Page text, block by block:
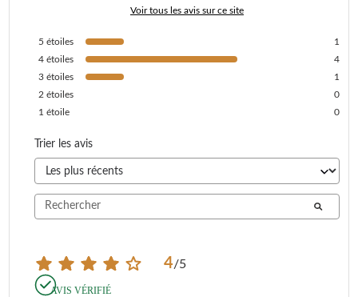
Voir tous les avis sur ce site
5 étoiles
1
4 étoiles
4
3 étoiles
1
2 étoiles
0
1 étoile 0
Trier les avis
4/5
AVIS VÉRIFIÉ